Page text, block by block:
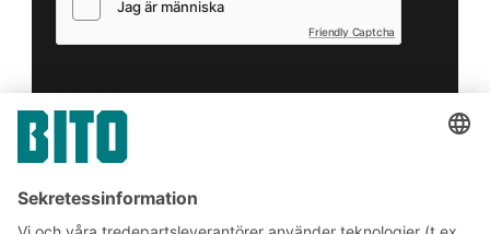
Friendly Captcha